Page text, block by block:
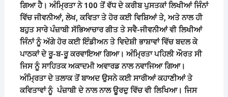
ਗਿਆ ਹੈ। ਅੰਮ੍ਰਿਤਾ ਨੇ100 ਤੋਂ ਵੱਧ ਦੇ ਕਰੀਬ ਪੁਸਤਕਾਂ ਲਿਖੀਆਂ ਜਿੰਨਾਂ
ਵਿੱਚ ਜੀਵਨੀਆਂ,ਲੇਖ,ਕਵਿਤਾ ਤੇ ਹੋਰ ਕਈ ਵਿਸ਼ਿਆਂ ਤੇ,ਅਤੇ ਨਾਲ ਹੀ
ਬਹੁਤ ਸਾਰੇ ਪੰਜ਼ਾਬੀ ਸੱਭਿਆਚਾਰ ਗੀਤ ਤੇ ਸਵੈ-ਜੀਵਨੀਆਂ ਵੀ ਲਿਖੀਆਂ
ਜਿੰਨਾਂ ਨੂੰ ਅੱਗੇ ਹੋਰ ਕਈ ਇੰਡੀਅਨ ਤੇ ਵਿਦੇਸ਼ੀ ਭਾਸ਼ਾਵਾਂ ਵਿੱਚ ਬਦਲ ਕੇ
ਪਾਠਕਾਂ ਦੇ ਰੂ-ਬ-ਰੂ ਕਰਵਾਇਆ ਗਿਆ। ਅੰਮ੍ਰਿਤਾ ਪਹਿਲੀ ਔਰਤ ਸੀ
ਜਿਸ ਨੂੰ ਸਾਹਿਤਕ ਅਕਾਦਮੀ ਅਵਾਰਡ ਨਾਲ ਨਵਾਜਿਆ ਗਿਆ।
ਅੰਮ੍ਰਿਤਾ ਦੇ ਤਲਾਕ ਤੋਂ ਬਾਅਦ ਉਸਨੇ ਕਈ ਸਾਰੀਆਂ ਕਹਾਣੀਆਂ ਤੇ
ਕਵਿਤਾਵਾਂ ਨੂੰ ਪੰਜ਼ਾਬੀ ਦੇ ਨਾਲ ਨਾਲ ਊਰਦੁ ਵਿੱਚ ਵੀ ਲਿਖਿਆ। ਜਿਸ